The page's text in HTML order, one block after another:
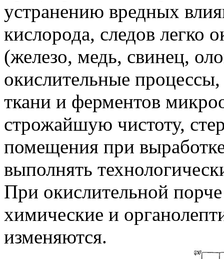
устранению вредных
кислорода, следов легко
(железо, медь, свинец,
окислительные
ткани и ферментов
строжайшую чистоту,
помещения при
выполнять
При окислительной
химические и
изменяются.